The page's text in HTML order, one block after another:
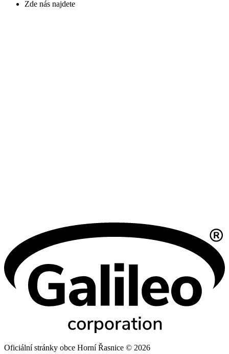
Zde nás najdete
Oficiální stránky obce Horní Řasnice © 2026